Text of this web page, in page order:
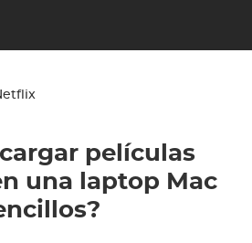
películas
una laptop Mac